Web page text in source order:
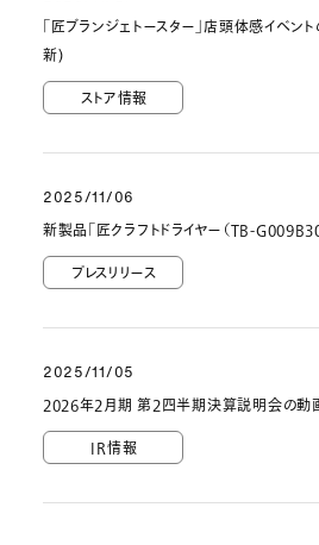
「匠ブランジェトースター」店頭体感イベ
新)
ストア情報
2025/11/06
新製品「匠クラフトドライヤー（TB-
プレスリリース
2025/11/05
2026年2月期 第2四半期決算説明会の動画
IR情報